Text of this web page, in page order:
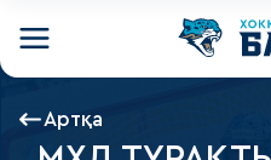
Артқа